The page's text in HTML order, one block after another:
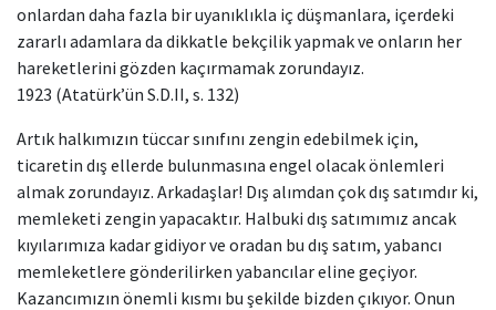
onlardan daha fazla bir uyanıklıkla iç düşmanlara, içerdeki
zararlı adamlara da dikkatle bekçilik yapmak ve onların her
hareketlerini gözden kaçırmamak zorundayız.
1923 (Atatürk’ün S.D.II, s. 132)
Artık halkımızın tüccar sınıfını zengin edebilmek için,
ticaretin dış ellerde bulunmasına engel olacak önlemleri
almak zorundayız. Arkadaşlar! Dış alımdan çok dış satımdır ki,
memleketi zengin yapacaktır. Halbuki dış satımımız ancak
kıyılarımıza kadar gidiyor ve oradan bu dış satım, yabancı
memleketlere gönderilirken yabancılar eline geçiyor.
Kazancımızın önemli kısmı bu şekilde bizden çıkıyor. Onun